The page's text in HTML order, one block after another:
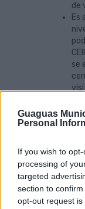
Guaguas
Personal
If you wish to
processing of
targeted
section to
opt-out request
de
Es
se
la